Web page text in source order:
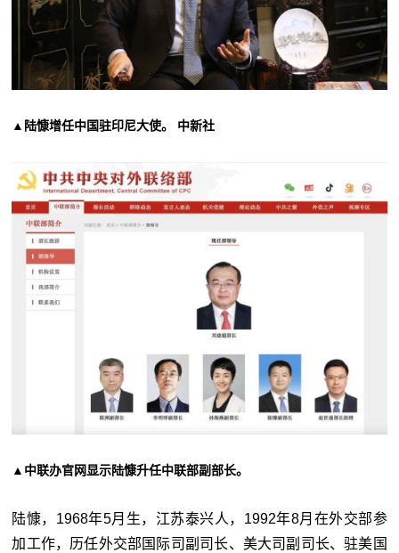
▲陆慷增任中国驻印尼大使。 中新社
▲中联办官网显示陆慷升任中联部副部长。
陆慷，1968年5月生，江苏泰兴人，1992年8月在外交部参
加工作，历任外交部国际司副司长、美大司副司长、驻美国